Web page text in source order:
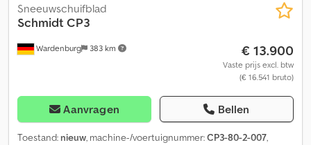
Wardenburg 383 km
Sneeuwschuifblad
Schmidt CP3
€ 13.900
Vaste prijs excl. btw
(€ 16.541 bruto)
Aanvragen Bellen
Toestand: nieuw, machine-/voertuignummer:CP3-80-2-007,